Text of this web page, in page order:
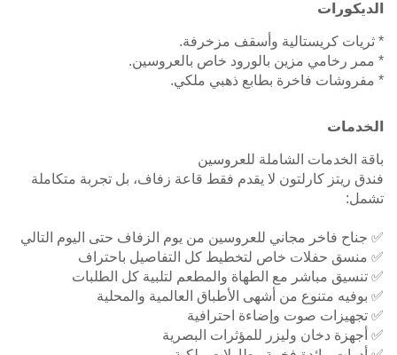
الديكورات
* ثريات كريستالية وأسقف مزخرفة.
* ممر رخامي مزين بالورود خاص بالعروسين.
* مفروشات فاخرة بطابع ذهبي ملكي.
الخدمات
باقة الخدمات الشاملة للعروسين
فندق ريتز كارلتون لا يقدم فقط قاعة زفاف، بل تجربة متكاملة
تشمل:
✅ جناح فاخر مجاني للعروسين من يوم الزفاف حتى اليوم التالي
✅ منسق حفلات خاص لتخطيط كل التفاصيل باحتراف
✅ تنسيق مباشر مع الطهاة والمطعم لتلبية كل الطلبات
✅ بوفيه متنوع من أشهى الأطباق العالمية والمحلية
✅ تجهيزات صوت وإضاءة احترافية
✅ أجهزة دخان وليزر للمؤثرات البصرية